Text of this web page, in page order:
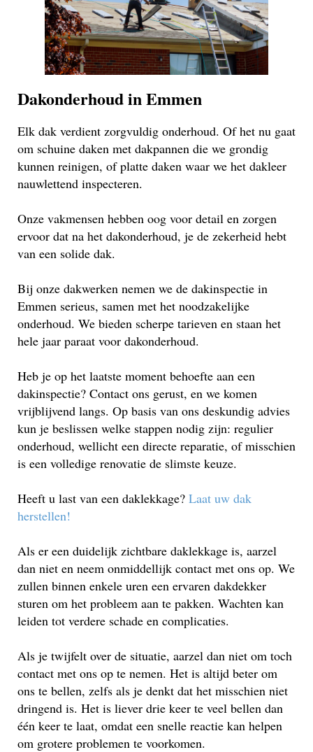
Dakonderhoud in Emmen
Elk dak verdient zorgvuldig onderhoud. Of het nu gaat
om schuine daken met dakpannen die we grondig
kunnen reinigen, of platte daken waar we het dakleer
nauwlettend inspecteren.
Onze vakmensen hebben oog voor detail en zorgen
ervoor dat na het dakonderhoud, je de zekerheid hebt
van een solide dak.
Bij onze dakwerken nemen we de dakinspectie in
Emmen serieus, samen met het noodzakelijke
onderhoud. We bieden scherpe tarieven en staan het
hele jaar paraat voor dakonderhoud.
Heb je op het laatste moment behoefte aan een
dakinspectie? Contact ons gerust, en we komen
vrijblijvend langs. Op basis van ons deskundig advies
kun je beslissen welke stappen nodig zijn: regulier
onderhoud, wellicht een directe reparatie, of misschien
is een volledige renovatie de slimste keuze.
Heeft u last van een daklekkage? Laat uw dak
herstellen!
Als er een duidelijk zichtbare daklekkage is, aarzel
dan niet en neem onmiddellijk contact met ons op. We
zullen binnen enkele uren een ervaren dakdekker
sturen om het probleem aan te pakken. Wachten kan
leiden tot verdere schade en complicaties.
Als je twijfelt over de situatie, aarzel dan niet om toch
contact met ons op te nemen. Het is altijd beter om
ons te bellen, zelfs als je denkt dat het misschien niet
dringend is. Het is liever drie keer te veel bellen dan
één keer te laat, omdat een snelle reactie kan helpen
om grotere problemen te voorkomen.